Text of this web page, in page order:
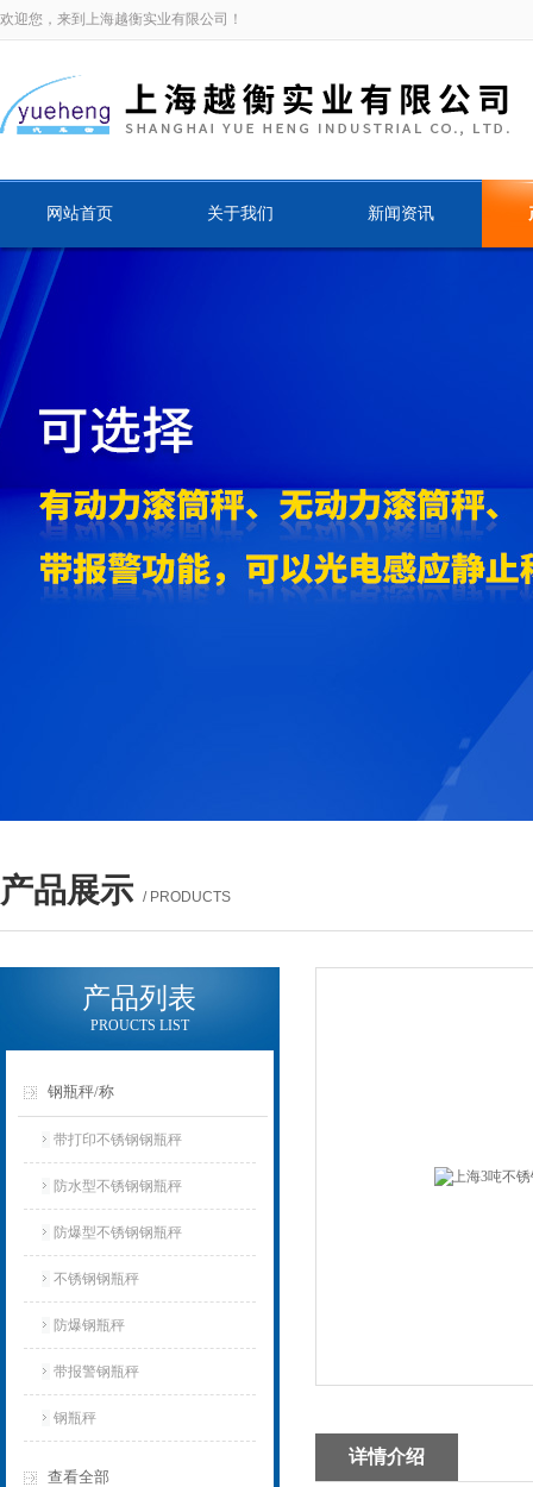
欢迎您，来到上海越衡实业有限公司！
网站首页 关于我们 新闻资讯
产品展示 / PRODUCTS
产品列表
PROUCTS LIST
钢瓶秤/称
带打印不锈钢钢瓶秤
防水型不锈钢钢瓶秤
防爆型不锈钢钢瓶秤
不锈钢钢瓶秤
防爆钢瓶秤
带报警钢瓶秤
钢瓶秤
查看全部
详情介绍